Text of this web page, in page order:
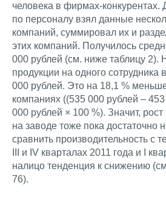
человека в фирмах-конкурентах.
по персоналу взял данные
компаний, суммировал их и
этих компаний. Получилось
000 рублей (см. ниже таблицу 2).
продукции на одного сотрудника
000 рублей. Это на 18,1 %
компаниях ((535 000 рублей –
000 рублей × 100 %). Значит,
на заводе тоже пока достаточно
сравнить производительность с
III и IV кварталах 2011 года и I
налицо тенденция к снижению
76).